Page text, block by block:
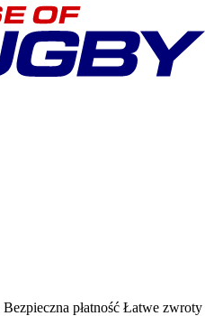
Bezpieczna płatność Łatwe zwroty